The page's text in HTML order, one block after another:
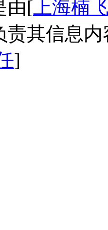
由[ 上海楠
责其信息
]